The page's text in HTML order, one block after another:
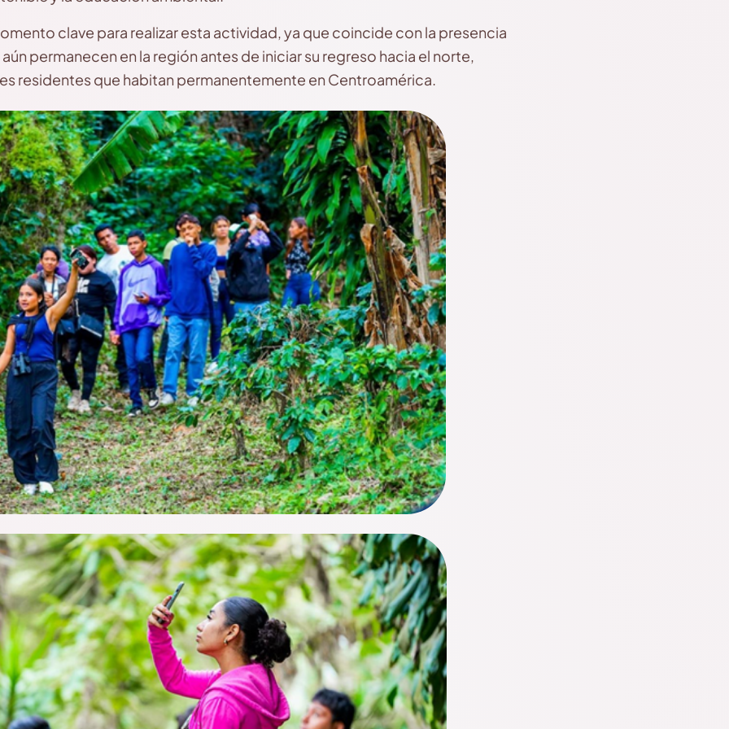
clave para realizar esta actividad, ya que coincide con la presencia
permanecen en la región antes de iniciar su regreso hacia el norte,
residentes que habitan permanentemente en Centroamérica.